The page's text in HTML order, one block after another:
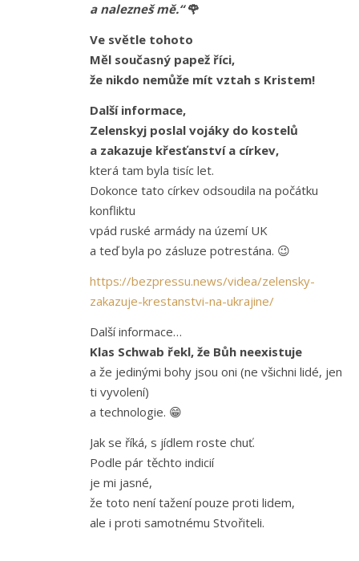
a nalezneš mě.“🌹
Ve světle tohoto
Měl současný papež říci,
že nikdo nemůže mít vztah s Kristem!
Další informace,
Zelenskyj poslal vojáky do kostelů
a zakazuje křesťanství a církev,
která tam byla tisíc let.
Dokonce tato církev odsoudila na počátku
konfliktu
vpád ruské armády na území UK
a teď byla po zásluze potrestána. 😉
https://bezpressu.news/videa/zelensky-
zakazuje-krestanstvi-na-ukrajine/
Další informace…
Klas Schwab řekl, že Bůh neexistuje
a že jedinými bohy jsou oni (ne všichni lidé, jen
ti vyvolení)
a technologie. 😁
Jak se říká, s jídlem roste chuť.
Podle pár těchto indicií
je mi jasné,
že toto není tažení pouze proti lidem,
ale i proti samotnému Stvořiteli.